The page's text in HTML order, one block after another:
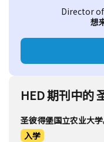
Director
想
HED 期刊中的
圣彼得堡国立农业大
入学